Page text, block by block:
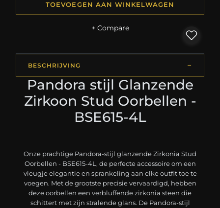
TOEVOEGEN AAN WINKELWAGEN
+ Compare
BESCHRIJVING
Pandora stijl Glanzende
Zirkoon Stud Oorbellen -
BSE615-4L
Onze prachtige Pandora-stijl glanzende Zirkonia Stud
Oorbellen - BSE615-4L, de perfecte accessoire om een
vleugje elegantie en sprankeling aan elke outfit toe te
voegen. Met de grootste precisie vervaardigd, hebben
deze oorbellen een verbluffende zirkonia steen die
schittert met zijn stralende glans. De Pandora-stijl